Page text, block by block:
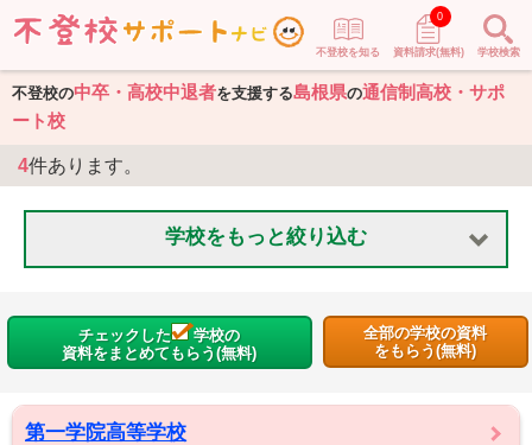
不登校を知る 資料請求(無料)
0
学校検索
不登校の中卒・高校中退者を支援する島根県の通信制高校・サポ
ート校
4件あります。
学校をもっと絞り込む
チェックした
学校の
資料をまとめてもらう(無料)
全部の学校の資料
をもらう(無料)
第一学院高等学校